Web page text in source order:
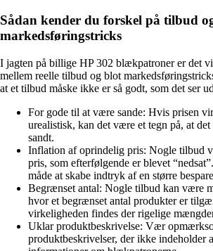
Sådan kender du forskel på tilbud
markedsføringstricks
I jagten på billige HP 302 blækpatroner er det
mellem reelle tilbud og blot
at et tilbud måske ikke er så godt, som det ser
For gode til at være sande: Hvis prisen
urealistisk, kan det være et tegn på, at
sandt.
Inflation af oprindelig pris: Nogle tilbud
pris, som efterfølgende er blevet
måde at skabe indtryk af en større
Begrænset antal: Nogle tilbud kan være
hvor et begrænset antal produkter er
virkeligheden findes der rigelige
Uklar produktbeskrivelse: Vær
produktbeskrivelser, der ikke indeholder